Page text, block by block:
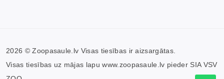
2026 © Zoopasaule.lv Visas tiesības ir aizsargātas.
Visas tiesības uz mājas lapu www.zoopasaule.lv pieder SIA VSV